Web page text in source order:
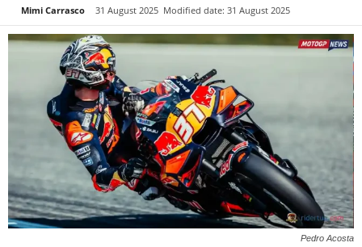
Mimi Carrasco 31 August 2025 Modified date: 31 August 2025
Pedro Acosta